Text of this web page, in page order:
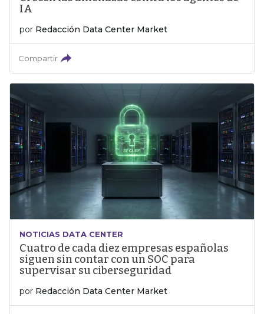
IA
por Redacción Data Center Market
Compartir
NOTICIAS DATA CENTER
Cuatro de cada diez empresas españolas
siguen sin contar con un SOC para
supervisar su ciberseguridad
por Redacción Data Center Market